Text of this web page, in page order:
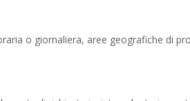
o giornaliera, aree geografiche di